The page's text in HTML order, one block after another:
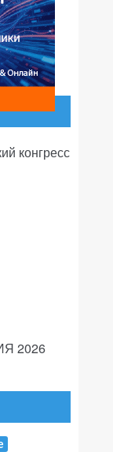
конгресс
2026